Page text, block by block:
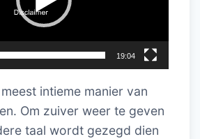
19:04
intieme manier van
Om zuiver weer te geven
taal wordt gezegd dien